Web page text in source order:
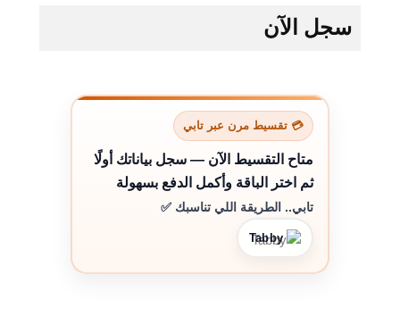
سجل الآن
💳 تقسيط مرن عبر تابي
متاح التقسيط الآن — سجل بياناتك أولًا
ثم اختر الباقة وأكمل الدفع بسهولة
تابي.. الطريقة اللي تناسبك ✅
Tabby